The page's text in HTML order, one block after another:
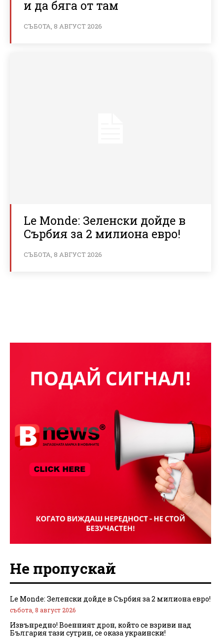
и да бяга от там
СЪБОТА, 8 АВГУСТ 2026
Le Monde: Зеленски дойде в
Сърбия за 2 милиона евро!
СЪБОТА, 8 АВГУСТ 2026
Не пропускай
Le Monde: Зеленски дойде в Сърбия за 2 милиона евро!
събота, 8 август 2026
Извънредно! Военният дрон, който се взриви над
България тази сутрин, се оказа украински!